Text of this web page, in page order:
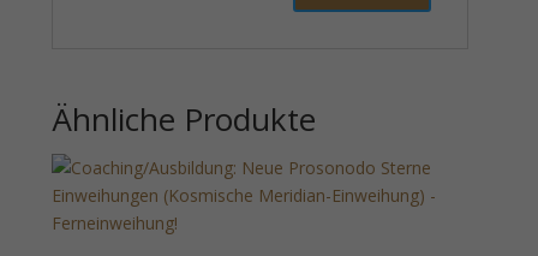
Ähnliche Produkte